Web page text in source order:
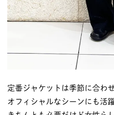
定番ジャケットは季節に合わ
オフィシャルなシーンにも活